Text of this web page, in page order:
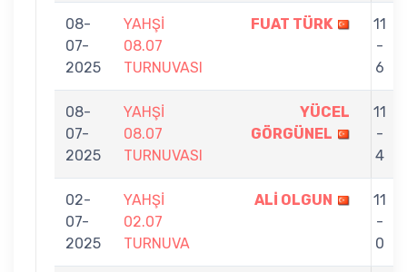
08-
07-
2025
YAHŞİ
08.07
TURNUVASI
FUAT TÜRK
11
-
6
08-
07-
2025
YAHŞİ
08.07
TURNUVASI
YÜCEL
GÖRGÜNEL
11
-
4
02-
07-
2025
YAHŞİ
02.07
TURNUVA
ALİ OLGUN
11
-
0